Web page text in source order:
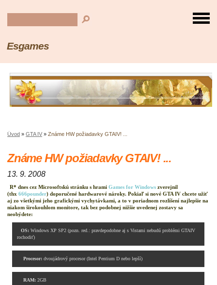
Esgames
Úvod » GTA IV » Známe HW požiadavky GTAIV! ...
Známe HW požiadavky GTAIV! ...
13. 9. 2008
R* dnes cez Microsoftskú stránku s hrami Games for Windows zverejnil
(thx 666pounder) doporučené hardwarové nároky. Pokiaľ si nové GTA IV chcete užiť
aj zo všetkými jeho grafickými vychytávkami, a to v poriadnom rozlíšení najlepšie na
niakom širokouhlom monitore, tak bez podobnej nižšie uvedenej zostavy sa
neobýdete:
OS: Windows XP SP2 (pozn. red.: pravdepodobne aj s Vistami nebudú problémi GTAIV
rochodiť)
Procesor: dvoujádrový procesor (Intel Pentium D nebo lepší)
RAM: 2GB